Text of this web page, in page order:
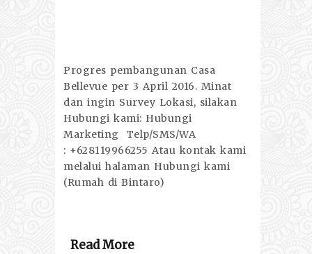
Progres pembangunan Casa
Bellevue per 3 April 2016. Minat
dan ingin Survey Lokasi, silakan
Hubungi kami: Hubungi
Marketing Telp/SMS/WA
: +628119966255 Atau kontak kami
melalui halaman Hubungi kami
(Rumah di Bintaro)
Read More